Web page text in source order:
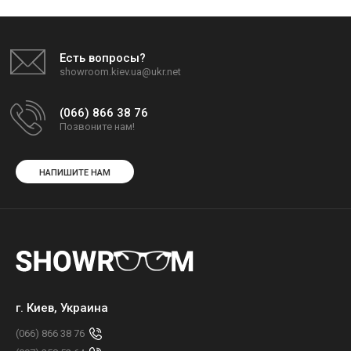
Есть вопросы?
showroom.kiev.ua@ukr.net
(066) 866 38 76
Позвоните нам!
НАПИШИТЕ НАМ
г. Киев, Украина
(066) 866 38 76